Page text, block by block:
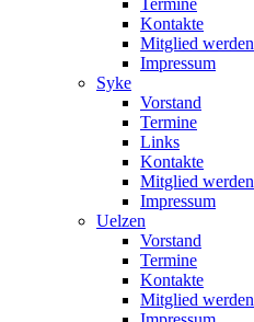
Termine
Kontakte
Mitglied werden
Impressum
Syke
Vorstand
Termine
Links
Kontakte
Mitglied werden
Impressum
Uelzen
Vorstand
Termine
Kontakte
Mitglied werden